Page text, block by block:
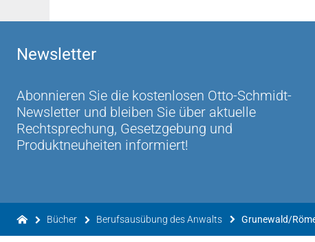
Newsletter
Abonnieren Sie die kostenlosen Otto-Schmidt-
Newsletter und bleiben Sie über aktuelle
Rechtsprechung, Gesetzgebung und
Produktneuheiten informiert!
Bücher Berufsausübung des Anwalts Grunewald/